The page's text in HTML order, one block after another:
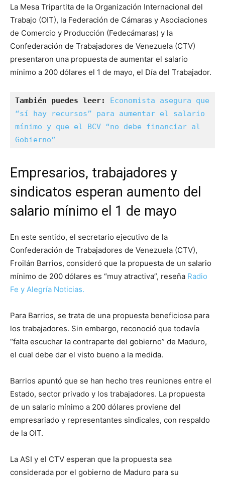
La Mesa Tripartita de la Organización Internacional del
Trabajo (OIT), la Federación de Cámaras y Asociaciones
de Comercio y Producción (Fedecámaras) y la
Confederación de Trabajadores de Venezuela (CTV)
presentaron una propuesta de aumentar el salario
mínimo a 200 dólares el 1 de mayo, el Día del Trabajador.
También puedes leer:
Economista asegura que
“sí hay recursos” para aumentar el salario
mínimo y que el BCV “no debe financiar al
Gobierno”
Empresarios, trabajadores y
sindicatos esperan aumento del
salario mínimo el 1 de mayo
En este sentido, el secretario ejecutivo de la
Confederación de Trabajadores de Venezuela (CTV),
Froilán Barrios, consideró que la propuesta de un salario
mínimo de 200 dólares es “muy atractiva”, reseña Radio
Fe y Alegría Noticias.
Para Barrios, se trata de una propuesta beneficiosa para
los trabajadores. Sin embargo, reconoció que todavía
“falta escuchar la contraparte del gobierno” de Maduro,
el cual debe dar el visto bueno a la medida.
Barrios apuntó que se han hecho tres reuniones entre el
Estado, sector privado y los trabajadores. La propuesta
de un salario mínimo a 200 dólares proviene del
empresariado y representantes sindicales, con respaldo
de la OIT.
La ASI y el CTV esperan que la propuesta sea
considerada por el gobierno de Maduro para su